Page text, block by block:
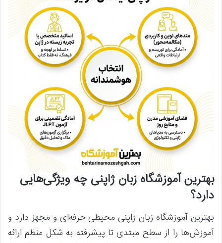
بهترین آموزشگاه زبان ژاپنی چه ویژگی‌هایی
دارد؟
بهترین آموزشگاه زبان ژاپنی محیطی حرفه‌ای و مجهز دارد و
آموزش‌ها را از سطح مبتدی تا پیشرفته به شکل منظم ارائه